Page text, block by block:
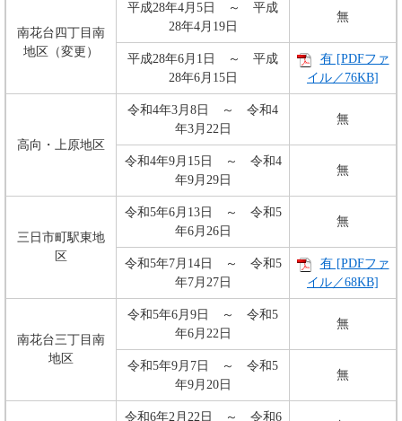
南花台四丁目南
地区（変更）
平成28年4月5日 ～ 平成
28年4月19日
無
平成28年6月1日 ～ 平成
28年6月15日
有 [PDFファ
イル／76KB]
高向・上原地区
令和4年3月8日 ～ 令和4
年3月22日
無
令和4年9月15日 ～ 令和4
年9月29日
無
三日市町駅東地
区
令和5年6月13日 ～ 令和5
年6月26日
無
令和5年7月14日 ～ 令和5
年7月27日
有 [PDFファ
イル／68KB]
南花台三丁目南
地区
令和5年6月9日 ～ 令和5
年6月22日
無
令和5年9月7日 ～ 令和5
年9月20日
無
令和6年2月22日 ～ 令和6